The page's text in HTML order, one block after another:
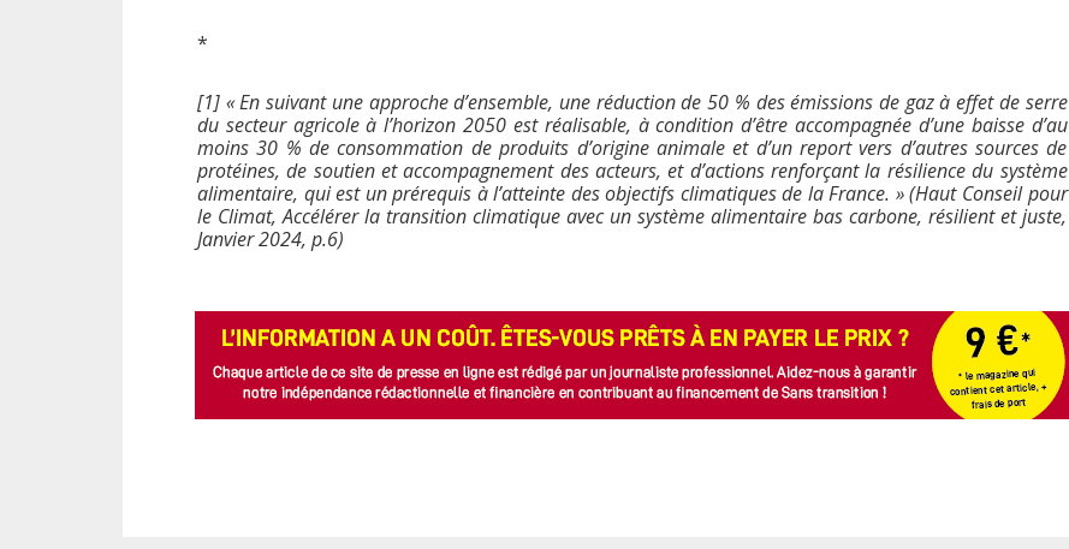
*
[1] « En suivant une approche d’ensemble, une réduction de 50 % des émissions de gaz à effet de serre
du secteur agricole à l’horizon 2050 est réalisable, à condition d’être accompagnée d’une baisse d’au
moins 30 % de consommation de produits d’origine animale et d’un report vers d’autres sources de
protéines, de soutien et accompagnement des acteurs, et d’actions renforçant la résilience du système
alimentaire, qui est un prérequis à l’atteinte des objectifs climatiques de la France. » (Haut Conseil pour
le Climat, Accélérer la transition climatique avec un système alimentaire bas carbone, résilient et juste,
Janvier 2024, p.6)